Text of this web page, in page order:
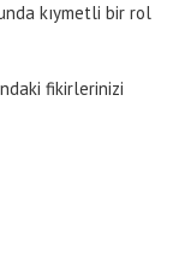
kıymetli bir rol
fikirlerinizi